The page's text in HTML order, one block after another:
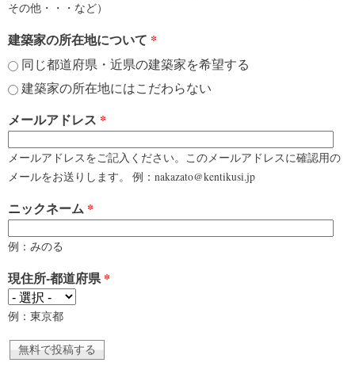
その他・・・など）
建築家の所在地について *
同じ都道府県・近県の建築家を希望する
建築家の所在地にはこだわらない
メールアドレス *
メールアドレスをご記入ください。このメールアドレスに確認用の
メールをお送りします。 例：nakazato@kentikusi.jp
ニックネーム *
例：みのる
現住所-都道府県*
例：東京都